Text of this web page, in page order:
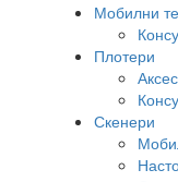
Мобилни
Плотери
Скенери